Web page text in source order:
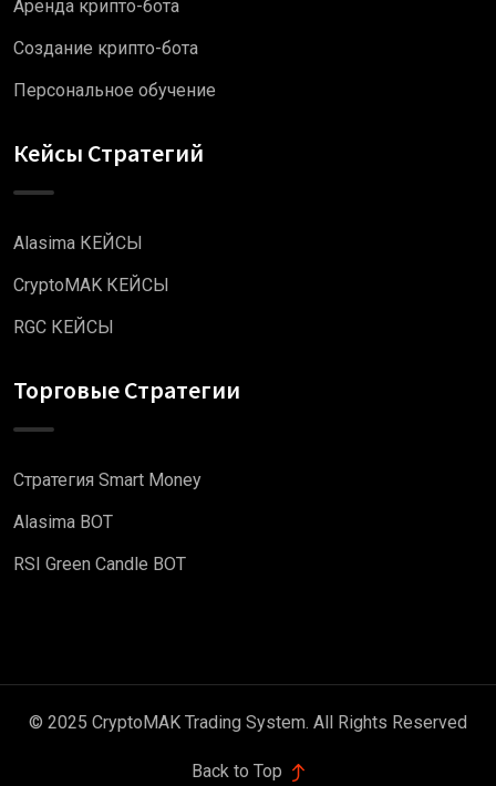
Аренда крипто-бота
Создание крипто-бота
Персональное обучение
Кейсы Стратегий
Alasima КЕЙСЫ
CryptoMAK КЕЙСЫ
RGC КЕЙСЫ
Торговые Стратегии
Стратегия Smart Money
Alasima BOT
RSI Green Candle BOT
© 2025 CryptoMAK Trading System. All Rights Reserved
Back to Top